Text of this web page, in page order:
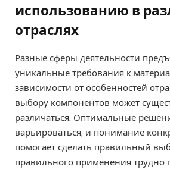
использованию в
отраслях
Разные сферы деятельности
уникальные требования к
зависимости от особенностей
выбору компонентов может
различаться. Оптимальные
варьироваться, и понимание
помогает сделать правильный
правильного применения трудно